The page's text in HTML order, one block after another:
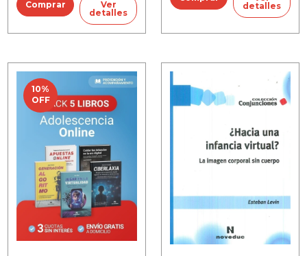
Ver
detalles
detalles
10%
OFF